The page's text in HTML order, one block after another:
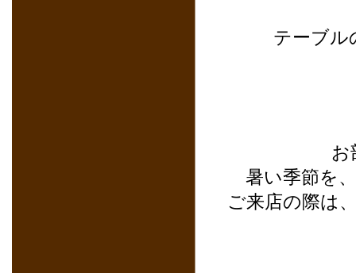
テーブル
お
暑い季節を
ご来店の際は